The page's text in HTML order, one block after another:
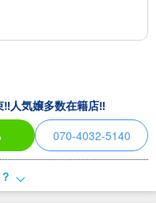
人気嬢多数在籍店‼︎
070-4032-5140